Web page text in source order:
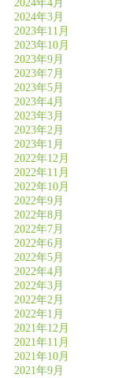
2024年4月
2024年3月
2023年11月
2023年10月
2023年9月
2023年7月
2023年5月
2023年4月
2023年3月
2023年2月
2023年1月
2022年12月
2022年11月
2022年10月
2022年9月
2022年8月
2022年7月
2022年6月
2022年5月
2022年4月
2022年3月
2022年2月
2022年1月
2021年12月
2021年11月
2021年10月
2021年9月